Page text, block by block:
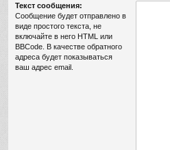
Текст сообщения:
Сообщение будет отправлено в
виде простого текста, не
включайте в него HTML или
BBCode. В качестве обратного
адреса будет показываться
ваш адрес email.